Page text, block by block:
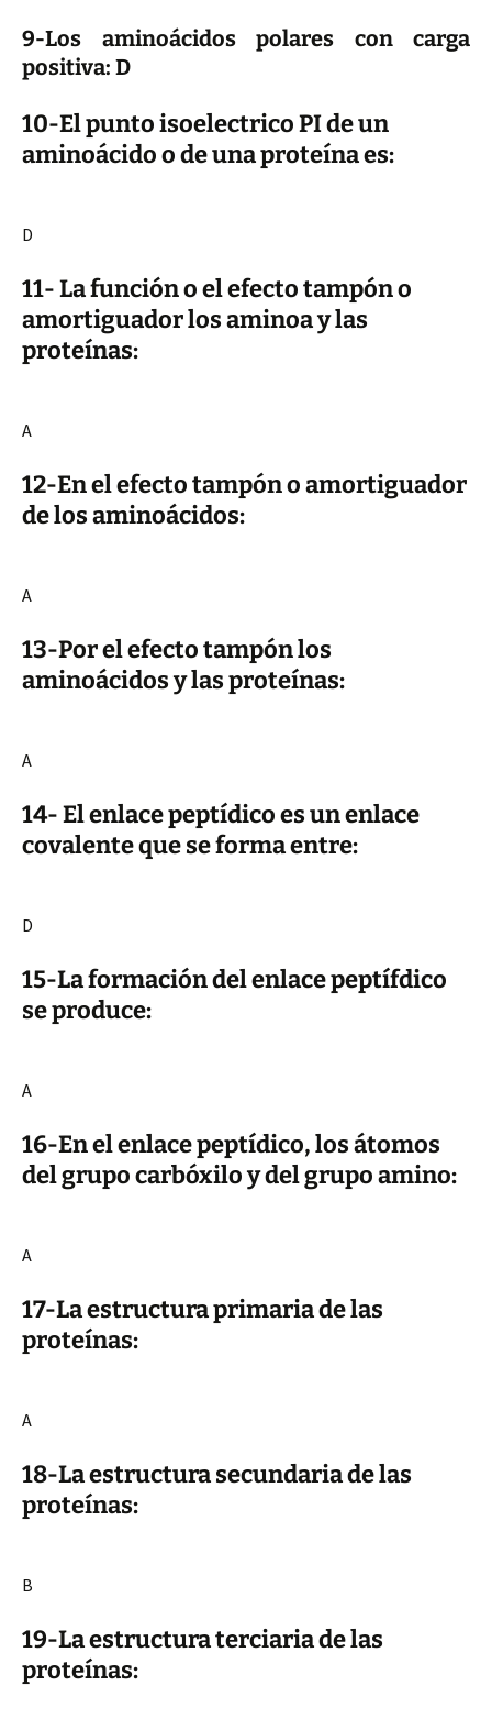
9-Los aminoácidos polares con carga
positiva: D
10-Elpunto isoelectrico PI de un
aminoácido o de una proteína es:
D
11- La función o el efecto tampón o
amortiguador los aminoa y las
proteínas:
A
12-En el efecto tampón o amortiguador
de los aminoácidos:
A
13-Por el efecto tampón los
aminoácidos y las proteínas:
A
14- El enlace peptídico es un enlace
covalente que se forma entre:
D
15-La formación del enlace peptífdico
se produce:
A
16-En el enlace peptídico, los átomos
del grupo carbóxilo y del grupo amino:
A
17-La estructura primaria de las
proteínas:
A
18-La estructura secundaria de las
proteínas:
B
19-La estructura terciaria de las
proteínas: